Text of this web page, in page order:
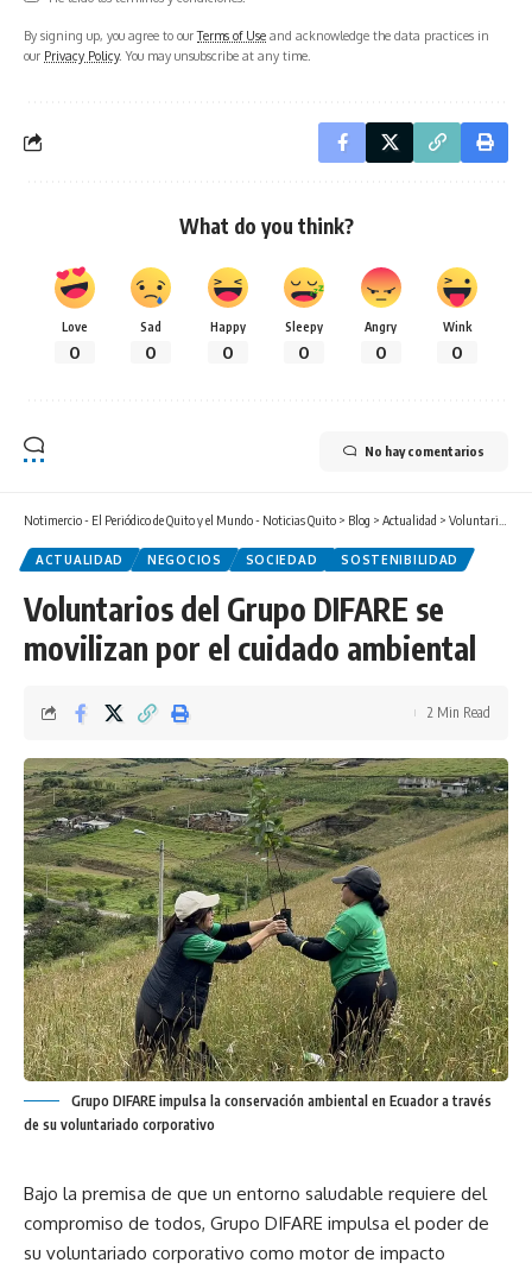
By signing up, you agree to ourTerms of Use and acknowledge the data practices in
our Privacy Policy. You may unsubscribe at any time.
What do you think?
Love
0
Sad
0
Happy
0
Sleepy
0
Angry
0
Wink
0
No hay comentarios
Notimercio - El Periódico de Quito y el Mundo - Noticias Quito > Blog > Actualidad > Voluntarios del Grupo DIFARE se movilizan por el cuidado ambiental
ACTUALIDAD NEGOCIOS SOCIEDAD SOSTENIBILIDAD
Voluntarios del Grupo DIFARE se
movilizan por el cuidado ambiental
2 Min Read
Grupo DIFARE impulsa la conservación ambiental en Ecuador a través
de su voluntariado corporativo
Bajo la premisa de que un entorno saludable requiere del
compromiso de todos, Grupo DIFARE impulsa el poder de
su voluntariado corporativo como motor de impacto